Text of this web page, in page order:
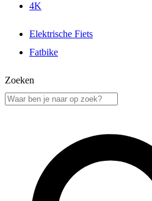
4K
Elektrische Fiets
Fatbike
Zoeken